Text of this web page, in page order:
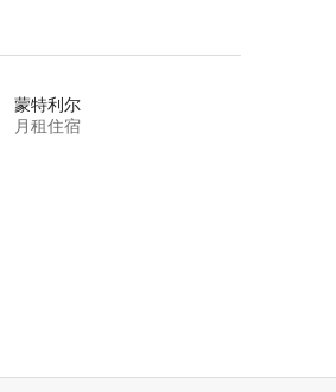
蒙特利尔
月租住宿